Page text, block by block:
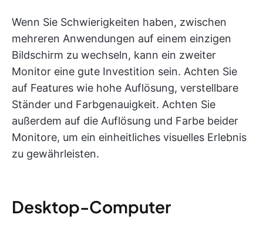
Wenn Sie Schwierigkeiten haben, zwischen
mehreren Anwendungen auf einem einzigen
Bildschirm zu wechseln, kann ein zweiter
Monitor eine gute Investition sein. Achten Sie
auf Features wie hohe Auflösung, verstellbare
Ständer und Farbgenauigkeit. Achten Sie
außerdem auf die Auflösung und Farbe beider
Monitore, um ein einheitliches visuelles Erlebnis
zu gewährleisten.
Desktop-Computer